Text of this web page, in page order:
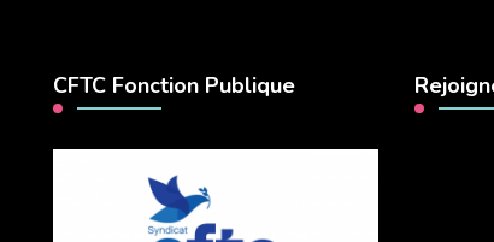
CFTC Fonction Publique